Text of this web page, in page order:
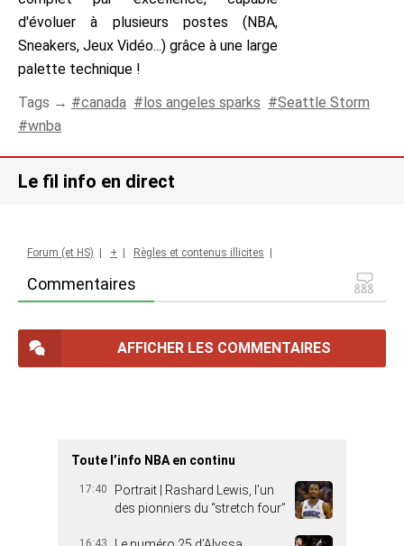
d'évoluer à plusieurs postes (NBA,
Sneakers, Jeux Vidéo...) grâce à une large
palette technique !
Tags →
canada los angeles sparks
Seattle Storm
wnba
Le fil info en direct
Commentaires
Forum (et HS) | + | Règles et contenus illicites |
AFFICHER LES COMMENTAIRES
Toute l’info NBA en continu
17:40
Portrait | Rashard Lewis, l’un
des pionniers du “stretch four”
16:43